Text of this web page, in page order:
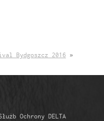
Bydgoszcz 2016 »
Ochrony DELTA